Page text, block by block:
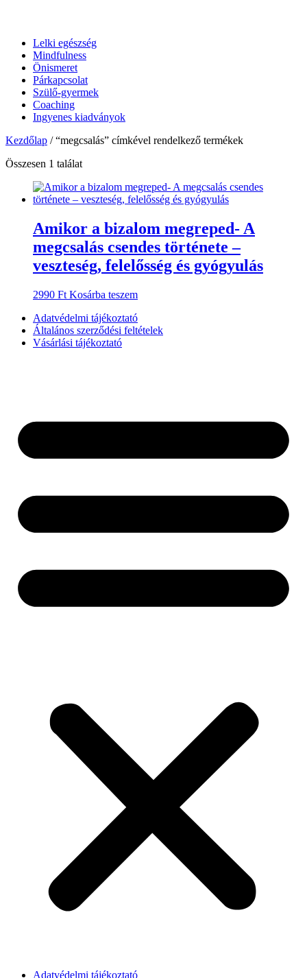
Lelki egészség
Mindfulness
Önismeret
Párkapcsolat
Szülő-gyermek
Coaching
Ingyenes kiadványok
Kezdőlap / “megcsalás” címkével rendelkező termékek
Összesen 1 találat
Amikor a bizalom megreped- A
megcsalás csendes története –
veszteség, felelősség és gyógyulás
2990 Ft Kosárba teszem
Adatvédelmi tájékoztató
Általános szerződési feltételek
Vásárlási tájékoztató
Adatvédelmi tájékoztató